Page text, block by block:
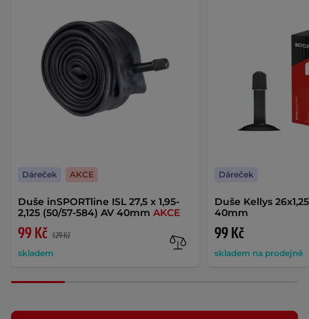
Duše inSPORTline ISL 27,5 x 1,95-
2,125 (50/57-584) AV 40mm AKCE
99 Kč 129 Kč
skladem
Dáreček AKCE
Duše Kellys
40mm
99 Kč
skladem na prodejně
Dáreček